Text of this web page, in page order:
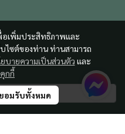
อเพิ่มประสิทธิภาพและ
ไซต์ของท่าน ท่านสามารถ
ยบายความเป็นส่วนตัว และ
กกี้
ยอมรับทั้งหมด